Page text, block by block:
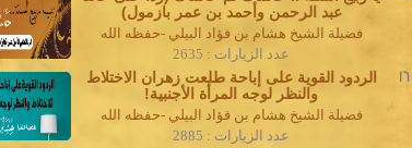
عبد الرحمن وأحمد بن عمر بازمول)
فضيلة الشيخ هشام بن فؤاد البيلي -حفظه الله
عدد الزيارات : 2635
الردود القوية على إباحة طلعت زهران الاختلاط
والنظر لوجه المرأة الأجنبية!
16
فضيلة الشيخ هشام بن فؤاد البيلي -حفظه الله
عدد الزيارات : 2885